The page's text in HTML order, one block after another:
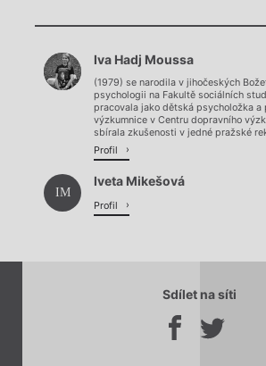
Chviličku.
Načítá se.
Iva Hadj Moussa
(1979) se narodila v jihočeských
psychologii na Fakultě sociálních
pracovala jako dětská psycholožka a
výzkumnice v Centru dopravního
sbírala zkušenosti v jedné pražské
Profil
IM
Iveta Mikešová
Profil
Sdílet na síti